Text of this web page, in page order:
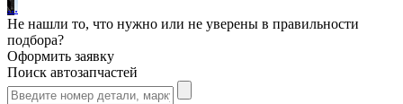
...
Не нашли то, что нужно или не уверены в правильности
подбора?
Оформить заявку
Поиск автозапчастей